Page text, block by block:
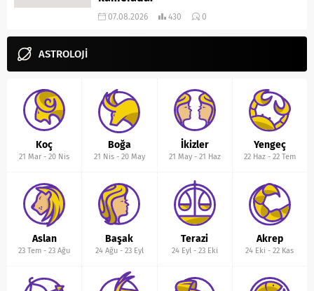
07.08.2026 430 0
ASTROLOJİ
Koç
21 Mar -20 Nis
Boğa
21 Nis- 20 May
İkizler
21 May- 21 Haz
Yengeç
22 Haz- 22 Tem
Aslan
23 Tem -23 Ağu
Başak
24 Ağu- 23 Eyl
Terazi
24 Eyl- 23 Eki
Akrep
24 Eki -22 Kas